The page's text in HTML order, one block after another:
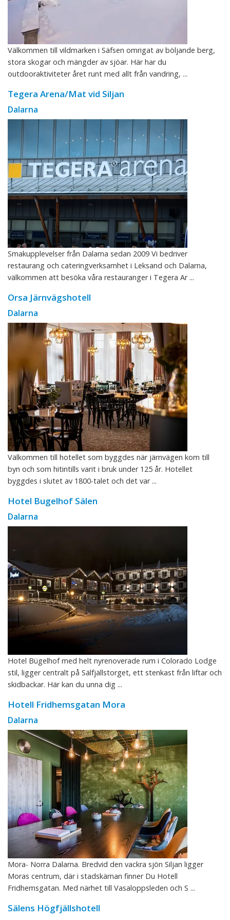
Välkommen till vildmarken i Säfsen omrigat av böljande berg,
stora skogar och mängder av sjöar. Här har du
outdooraktiviteter året runt med allt från vandring, ...
Tegera Arena/Mat vid Siljan
Dalarna
Smakupplevelser från Dalarna sedan 2009 Vi bedriver
restaurang och cateringverksamhet i Leksand och Dalarna,
välkommen att besöka våra restauranger i Tegera Ar ...
Orsa Järnvägshotell
Dalarna
Välkommen till hotellet som byggdes när järnvägen kom till
byn och som hitintills varit i bruk under 125 år. Hotellet
byggdes i slutet av 1800-talet och det var ...
Hotel Bugelhof Sälen
Dalarna
Hotel Bügelhof med helt nyrenoverade rum i Colorado Lodge
stil, ligger centralt på Sälfjällstorget, ett stenkast från liftar och
skidbackar. Här kan du unna dig ...
Hotell Fridhemsgatan Mora
Dalarna
Mora- Norra Dalarna. Bredvid den vackra sjön Siljan ligger
Moras centrum, där i stadskärnan finner Du Hotell
Fridhemsgatan. Med närhet till Vasaloppsleden och S ...
Sälens Högfjällshotell